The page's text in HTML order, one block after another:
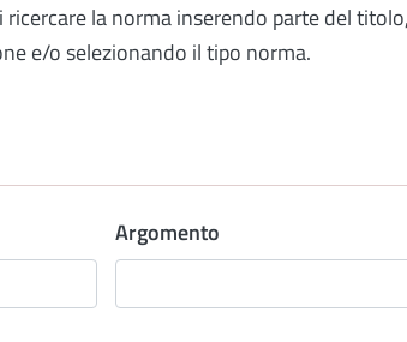
la norma inserendo parte del
e/o selezionando il tipo norma.
Argomento